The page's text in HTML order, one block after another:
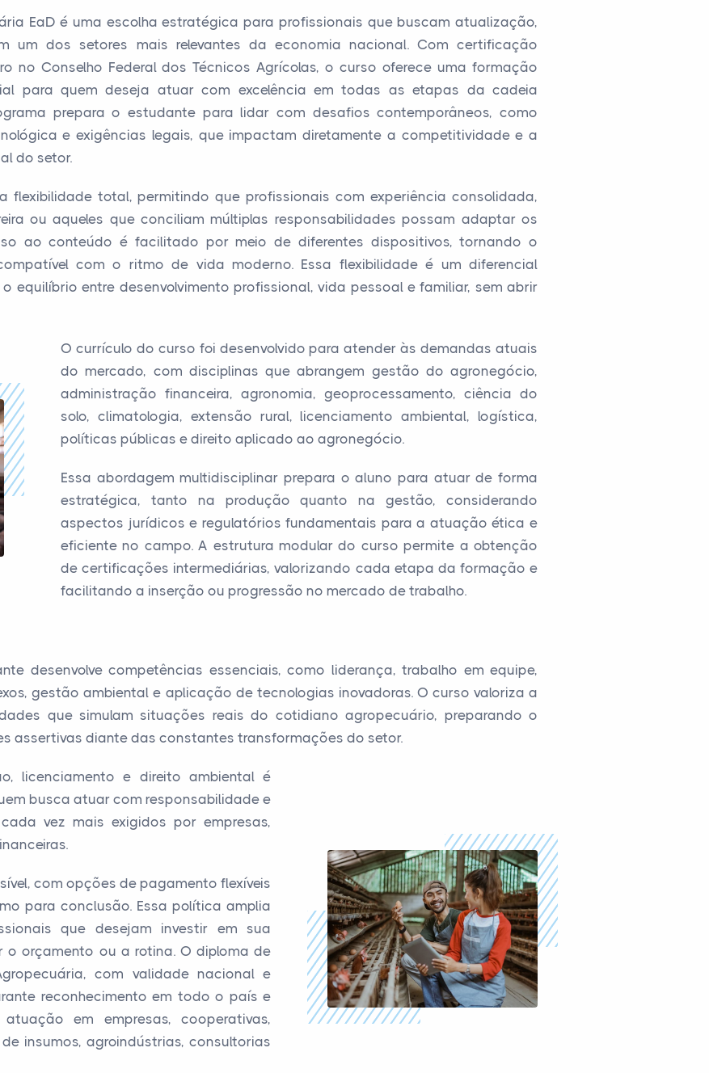
EaD é uma escolha estratégica para profissionais que buscam atualização,
um dos setores mais relevantes da economia nacional. Com certificação
no Conselho Federal dos Técnicos Agrícolas, o curso oferece uma formação
para quem deseja atuar com excelência em todas as etapas da cadeia
prepara o estudante para lidar com desafios contemporâneos, como
e exigências legais, que impactam diretamente a competitividade e a
do setor.
flexibilidade total, permitindo que profissionais com experiência consolidada,
ou aqueles que conciliam múltiplas responsabilidades possam adaptar os
ao conteúdo é facilitado por meio de diferentes dispositivos, tornando o
com o ritmo de vida moderno. Essa flexibilidade é um diferencial
equilíbrio entre desenvolvimento profissional, vida pessoal e familiar, sem abrir
O currículo do curso foi desenvolvido para atender às demandas atuais
do mercado, com disciplinas que abrangem gestão do agronegócio,
administração financeira, agronomia, geoprocessamento, ciência do
solo, climatologia, extensão rural, licenciamento ambiental, logística,
políticas públicas e direito aplicado ao agronegócio.
Essa abordagem multidisciplinar prepara o aluno para atuar de forma
estratégica, tanto na produção quanto na gestão, considerando
aspectos jurídicos e regulatórios fundamentais para a atuação ética e
eficiente no campo. A estrutura modular do curso permite a obtenção
de certificações intermediárias, valorizando cada etapa da formação e
facilitando a inserção ou progressão no mercado de trabalho.
desenvolve competências essenciais, como liderança, trabalho em equipe,
gestão ambiental e aplicação de tecnologias inovadoras. O curso valoriza a
que simulam situações reais do cotidiano agropecuário, preparando o
assertivas diante das constantes transformações do setor.
licenciamento e direito ambiental é
busca atuar com responsabilidade e
vez mais exigidos por empresas,
com opções de pagamento flexíveis
para conclusão. Essa política amplia
que desejam investir em sua
o orçamento ou a rotina. O diploma de
com validade nacional e
reconhecimento em todo o país e
em empresas, cooperativas,
insumos, agroindústrias, consultorias